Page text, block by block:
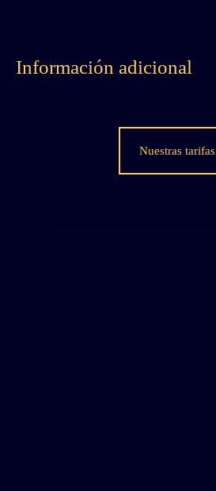
Información adicional
Nuestras tarifas